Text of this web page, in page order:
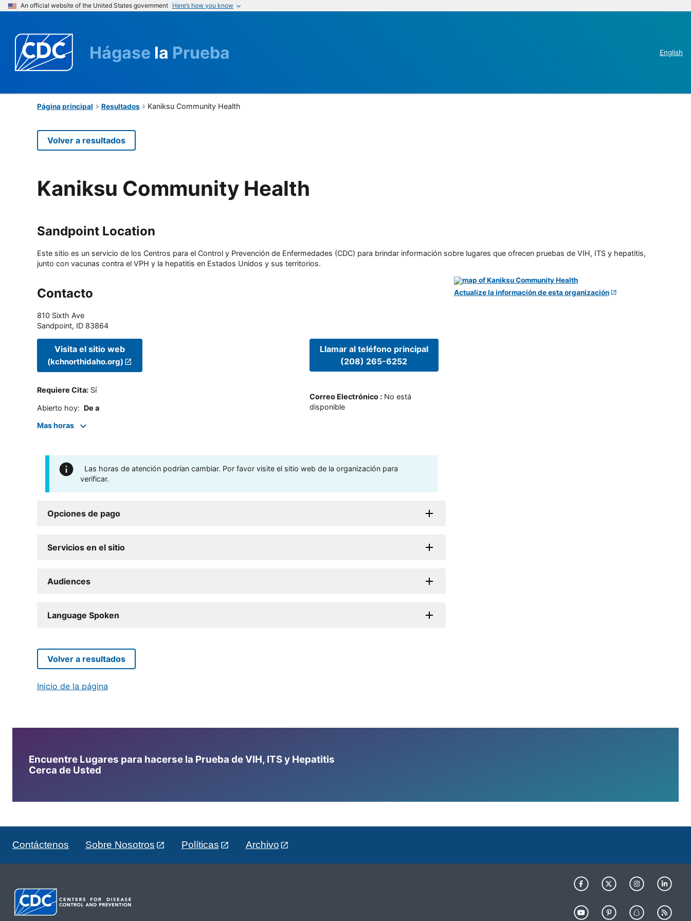
An official website of the United States government Here’s how you know
Hágase la Prueba English
Página principal Resultados Kaniksu Community Health
Volver a resultados
Kaniksu Community Health
Sandpoint Location
Este sitio es un servicio de los Centros para el Control y Prevención de Enfermedades (CDC) para brindar información sobre lugares que ofrecen pruebas de VIH, ITS y hepatitis,
junto con vacunas contra el VPH y la hepatitis en Estados Unidos y sus territorios.
Contacto
810 Sixth Ave
Sandpoint, ID 83864
Visita el sitio web
(kchnorthidaho.org)
Requiere Cita: Sí
Abierto hoy: De a
Mas horas
Llamar al teléfono principal
(208) 265-6252
Correo Electrónico: No está
disponible
Las horas de atención podrían cambiar. Por favor visite el sitio web de la organización para
verificar.
Opciones de pago
Servicios en el sitio
Audiences
Language Spoken
Actualize la información de esta organización
Volver a resultados
Inicio de la página
Encuentre Lugares para hacerse la Prueba de VIH, ITS y Hepatitis
Cerca de Usted
Contáctenos Sobre Nosotros Políticas Archivo